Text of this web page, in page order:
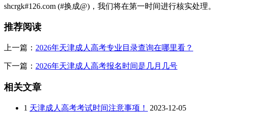
shcrgk#126.com (#换成@)，我们将在第一时间进行核实处理。
推荐阅读
上一篇： 2026年天津成人高考专业目录查询在哪里看？
下一篇： 2026年天津成人高考报名时间是几月几号
相关文章
1 天津成人高考考试时间注意事项！
2023-12-05